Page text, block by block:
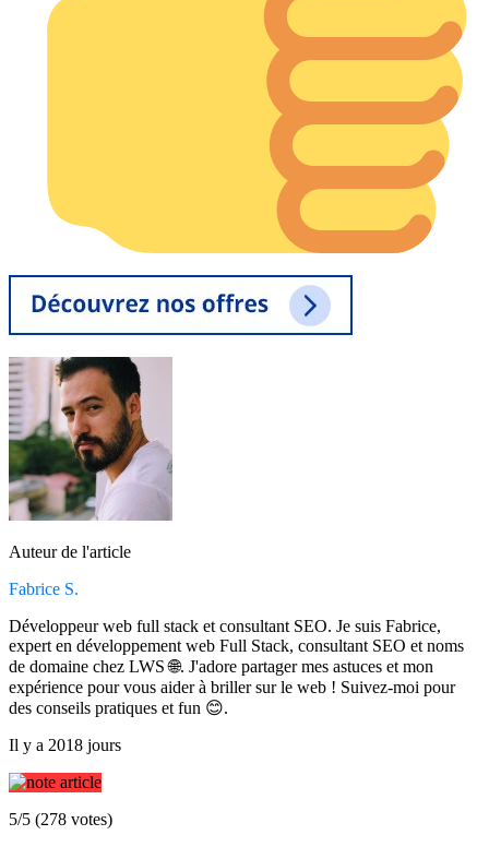
Auteur de l'article
Fabrice S.
Développeur web full stack et consultant SEO. Je suis Fabrice,
expert en développement web Full Stack, consultant SEO et noms
de domaine chez LWS 🌐. J'adore partager mes astuces et mon
expérience pour vous aider à briller sur le web ! Suivez-moi pour
des conseils pratiques et fun 😊.
Il y a 2018 jours
5/5 (278 votes)